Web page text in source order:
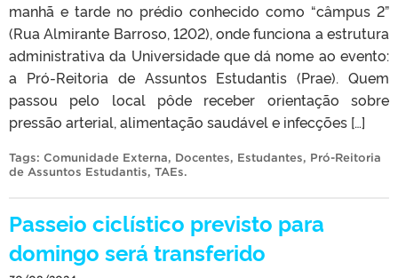
manhã e tarde no prédio conhecido como “câmpus 2”
(Rua Almirante Barroso, 1202), onde funciona a estrutura
administrativa da Universidade que dá nome ao evento:
a Pró-Reitoria de Assuntos Estudantis (Prae). Quem
passou pelo local pôde receber orientação sobre
pressão arterial, alimentação saudável e infecções […]
Tags: Comunidade Externa, Docentes, Estudantes, Pró-Reitoria
de Assuntos Estudantis, TAEs.
Passeio ciclístico previsto para
domingo será transferido